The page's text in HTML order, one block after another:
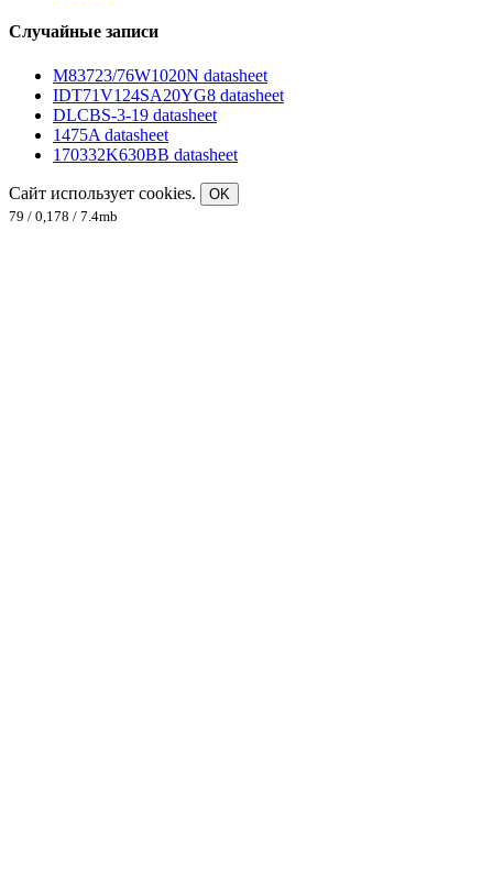
Случайные записи
M83723/76W1020N datasheet
IDT71V124SA20YG8 datasheet
DLCBS-3-19 datasheet
1475A datasheet
170332K630BB datasheet
Сайт использует cookies.
OK
79 / 0,178 / 7.4mb